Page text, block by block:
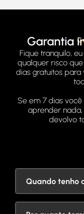
Garantia
Fique tranquilo,
qualquer risco
dias gratuitos
Se em 7 dias
aprender
devolvo
Quando tenho